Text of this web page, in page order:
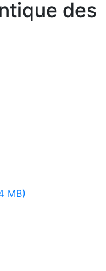
des
MB)